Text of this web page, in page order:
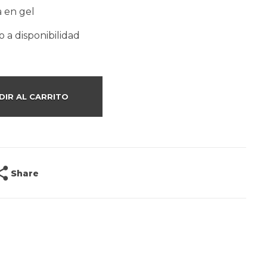
en gel
a disponibilidad
AL CARRITO
Share